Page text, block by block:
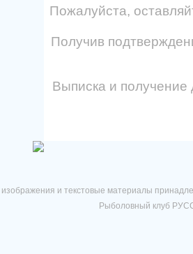
Пожалуйста,
Получив
Выписка и получение
изображения и текстовые материалы
Рыболовный клуб